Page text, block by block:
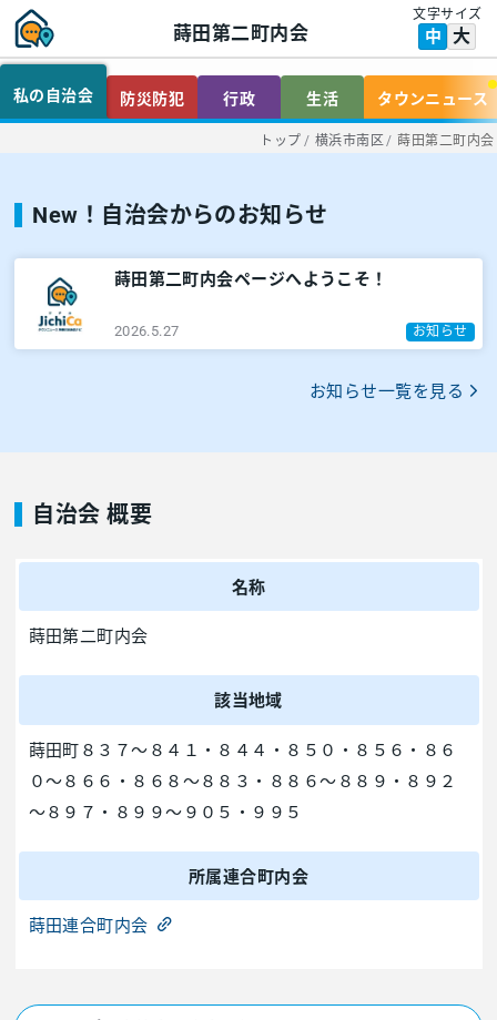
蒔田第二町内会
文字サイズ
中 大
私の自治会 防災防犯 行政 生活 タウンニュース
トップ / 横浜市南区 / 蒔田第二町内会
New！自治会からのお知らせ
蒔田第二町内会ページへようこそ！
2026.5.27 お知らせ
お知らせ一覧を見る
自治会 概要
名称
蒔田第二町内会
該当地域
蒔田町８３７～８４１・８４４・８５０・８５６・８６
０～８６６・８６８～８８３・８８６～８８９・８９２
～８９７・８９９～９０５・９９５
所属連合町内会
蒔田連合町内会